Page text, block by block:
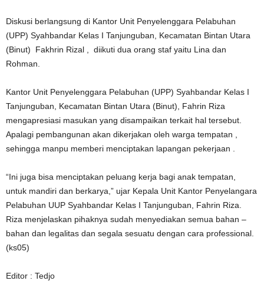
Diskusi berlangsung di Kantor Unit Penyelenggara Pelabuhan
(UPP) Syahbandar Kelas I Tanjunguban, Kecamatan Bintan Utara
(Binut) Fakhrin Rizal , diikuti dua orang staf yaitu Lina dan
Rohman.
Kantor Unit Penyelenggara Pelabuhan (UPP) Syahbandar Kelas I
Tanjunguban, Kecamatan Bintan Utara (Binut), Fahrin Riza
mengapresiasi masukan yang disampaikan terkait hal tersebut.
Apalagi pembangunan akan dikerjakan oleh warga tempatan ,
sehingga manpu memberi menciptakan lapangan pekerjaan .
“Ini juga bisa menciptakan peluang kerja bagi anak tempatan,
untuk mandiri dan berkarya,” ujar Kepala Unit Kantor Penyelangara
Pelabuhan UUP Syahbandar Kelas I Tanjunguban, Fahrin Riza.
Riza menjelaskan pihaknya sudah menyediakan semua bahan –
bahan dan legalitas dan segala sesuatu dengan cara professional.
(ks05)
Editor : Tedjo